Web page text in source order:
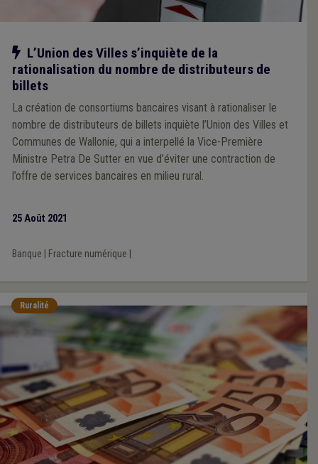
Notre action
L’Union des Villes s’inquiète de la
rationalisation du nombre de distributeurs de
billets
La création de consortiums bancaires visant à rationaliser le
nombre de distributeurs de billets inquiète l’Union des Villes et
Communes de Wallonie, qui a interpellé la Vice-Première
Ministre Petra De Sutter en vue d’éviter une contraction de
l’offre de services bancaires en milieu rural.
25 Août 2021
Banque Fracture numérique
Ruralité